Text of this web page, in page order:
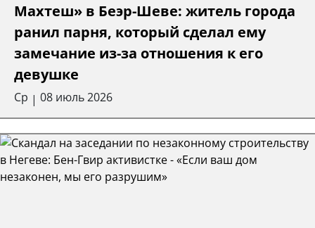
Махтеш» в Беэр-Шеве: житель города
ранил парня, который сделал ему
замечание из-за отношения к его
девушке
Ср | 08 июль 2026